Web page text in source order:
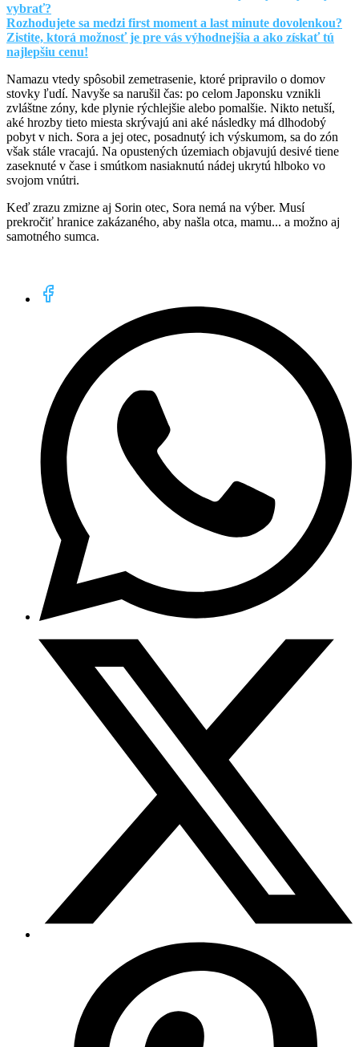
vybrať?
Rozhodujete sa medzi first moment a last minute dovolenkou?
Zistite, ktorá možnosť je pre vás výhodnejšia a ako získať tú
najlepšiu cenu!
Namazu vtedy spôsobil zemetrasenie, ktoré pripravilo o domov
stovky ľudí. Navyše sa narušil čas: po celom Japonsku vznikli
zvláštne zóny, kde plynie rýchlejšie alebo pomalšie. Nikto netuší,
aké hrozby tieto miesta skrývajú ani aké následky má dlhodobý
pobyt v nich. Sora a jej otec, posadnutý ich výskumom, sa do zón
však stále vracajú. Na opustených územiach objavujú desivé tiene
zaseknuté v čase i smútkom nasiaknutú nádej ukrytú hlboko vo
svojom vnútri.
Keď zrazu zmizne aj Sorin otec, Sora nemá na výber. Musí
prekročiť hranice zakázaného, aby našla otca, mamu... a možno aj
samotného sumca.